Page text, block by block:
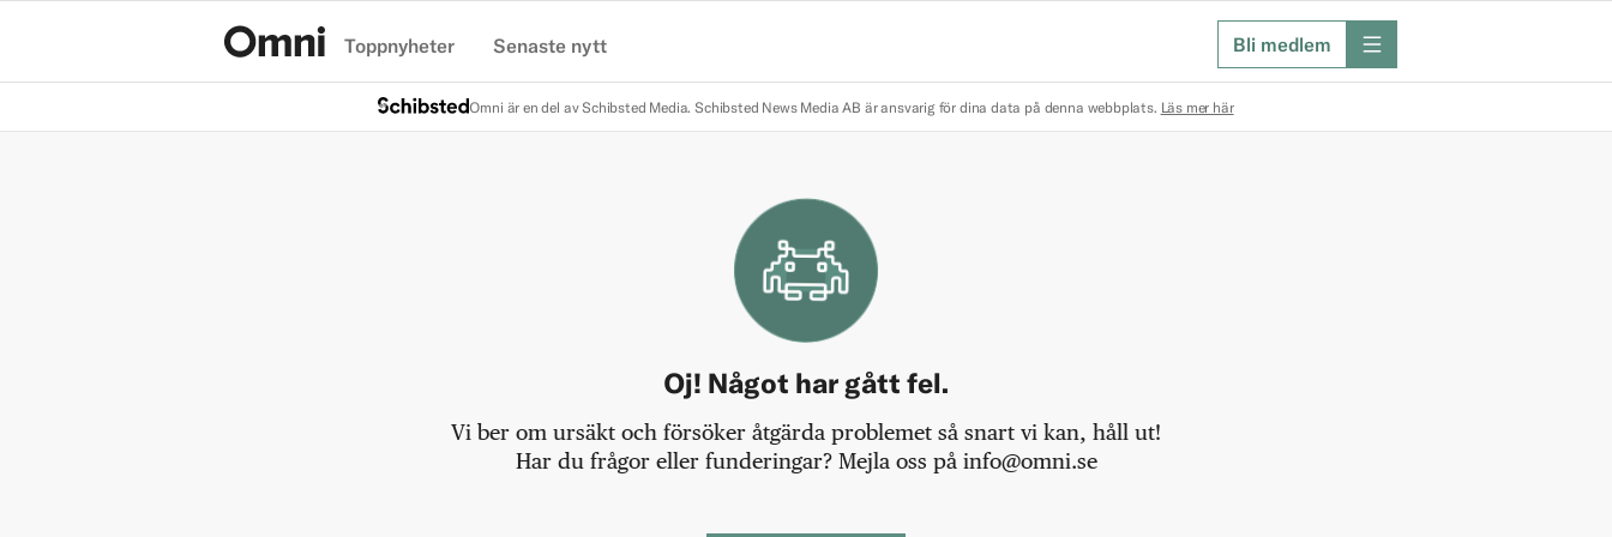
Toppnyheter Senaste nytt Bli medlem meny
Omni är en del av Schibsted Media. Schibsted News Media AB är ansvarig för dina data på denna webbplats. Läs mer här
Oj! Något har gått fel.
Vi ber om ursäkt och försöker åtgärda problemet så snart vi kan, håll ut!
Har du frågor eller funderingar? Mejla oss på info@omni.se